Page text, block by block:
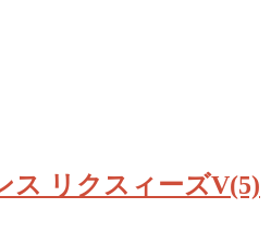
ス リクスィーズV(5)